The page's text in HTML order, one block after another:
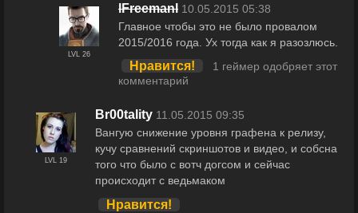
LVL 26
lFreemanl 10.05.2015 05:38
Главное чтобы это не было провалом
2015/2016 года. Ух тогда как я разозлюсь.
Нравится!
1 геймер одобряет этот
комментарий
LVL 19
Br00tality 11.05.2015 09:35
Вангую снижение уровня графена к релизу,
кучу сравнений скриншотов и видео, и собсна
того что было с вотч догсом и сейчас
происходит с ведьмаком
Нравится!